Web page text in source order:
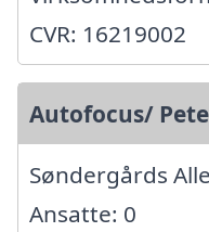
CVR: 16219002
Autofocus/
Søndergårds
Ansatte: 0